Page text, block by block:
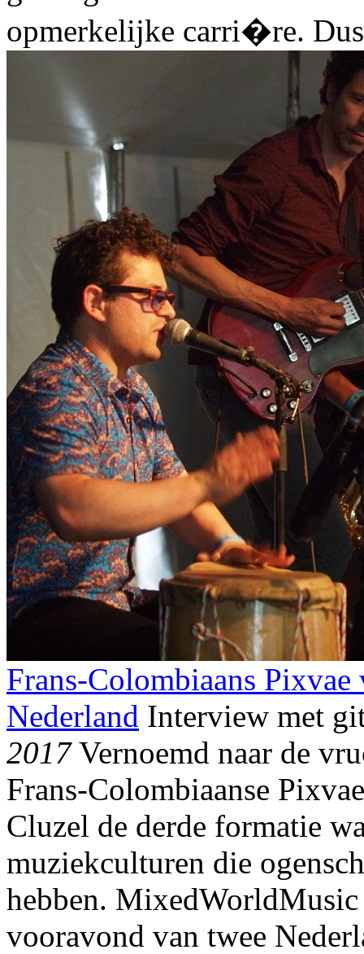
opmerkelijke carri�re.
Frans-Colombiaans
Nederland Interview met
2017Vernoemd naar de
Frans-Colombiaanse
Cluzel de derde formatie
muziekculturen die
hebben. MixedWorldMusic
vooravond van twee